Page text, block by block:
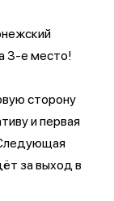
3-е место!
сторону
и первая
за выход в